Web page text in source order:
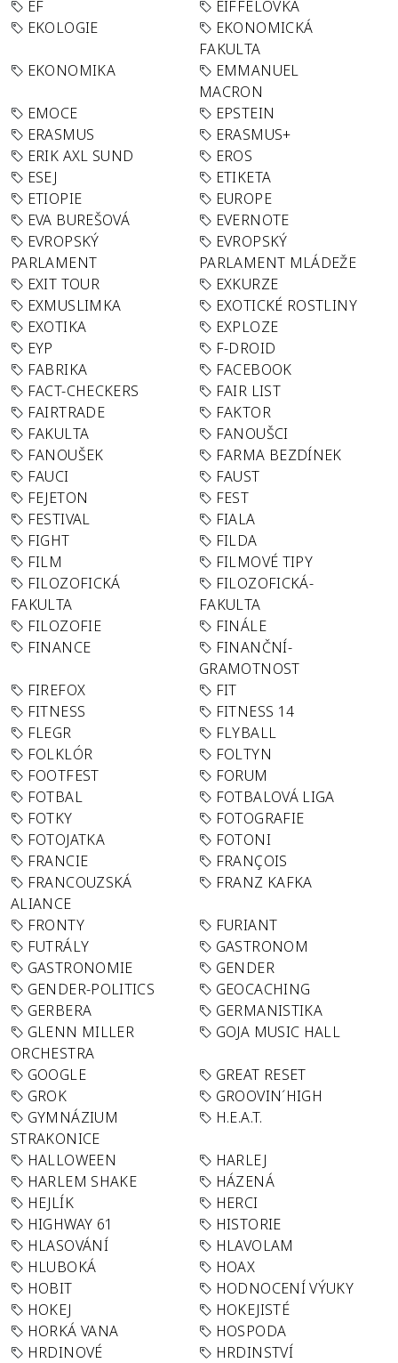
EF
EIFFELOVKA
EKOLOGIE
EKONOMICKÁ
FAKULTA
EKONOMIKA
EMMANUEL
MACRON
EMOCE
EPSTEIN
ERASMUS
ERASMUS+
ERIK AXL SUND
EROS
ESEJ
ETIKETA
ETIOPIE
EUROPE
EVA BUREŠOVÁ
EVERNOTE
EVROPSKÝ
PARLAMENT
EVROPSKÝ
PARLAMENT MLÁDEŽE
EXIT TOUR
EXKURZE
EXMUSLIMKA
EXOTICKÉ ROSTLINY
EXOTIKA
EXPLOZE
EYP
F-DROID
FABRIKA
FACEBOOK
FACT-CHECKERS
FAIR LIST
FAIRTRADE
FAKTOR
FAKULTA
FANOUŠCI
FANOUŠEK
FARMA BEZDÍNEK
FAUCI
FAUST
FEJETON
FEST
FESTIVAL
FIALA
FIGHT
FILDA
FILM
FILMOVÉ TIPY
FILOZOFICKÁ
FAKULTA
FILOZOFICKÁ-
FAKULTA
FILOZOFIE
FINÁLE
FINANCE
FINANČNÍ-
GRAMOTNOST
FIREFOX
FIT
FITNESS
FITNESS 14
FLEGR
FLYBALL
FOLKLÓR
FOLTYN
FOOTFEST
FORUM
FOTBAL
FOTBALOVÁ LIGA
FOTKY
FOTOGRAFIE
FOTOJATKA
FOTONI
FRANCIE
FRANÇOIS
FRANCOUZSKÁ
ALIANCE
FRANZ KAFKA
FRONTY
FURIANT
FUTRÁLY
GASTRONOM
GASTRONOMIE
GENDER
GENDER-POLITICS
GEOCACHING
GERBERA
GERMANISTIKA
GLENN MILLER
ORCHESTRA
GOJA MUSIC HALL
GOOGLE
GREAT RESET
GROK
GROOVIN´HIGH
GYMNÁZIUM
STRAKONICE
H.E.A.T.
HALLOWEEN
HARLEJ
HARLEM SHAKE
HÁZENÁ
HEJLÍK
HERCI
HIGHWAY 61
HISTORIE
HLASOVÁNÍ
HLAVOLAM
HLUBOKÁ
HOAX
HOBIT
HODNOCENÍ VÝUKY
HOKEJ
HOKEJISTÉ
HORKÁ VANA
HOSPODA
HRDINOVÉ
HRDINSTVÍ